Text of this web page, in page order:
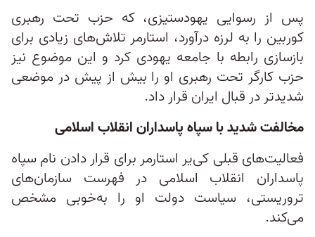
پس از رسوایی یهودستیزی، که حزب تحت رهبری
کوربین را به لرزه درآورد، استارمر تلاش‌های زیادی برای
بازسازی رابطه با جامعه یهودی کرد و این موضوع نیز
حزب کارگر تحت رهبری او را بیش از پیش در موضعی
شدیدتر در قبال ایران قرار داد.
مخالفت شدید با سپاه پاسداران انقلاب اسلامی
فعالیت‌های قبلی کی‌یر استارمر برای قرار دادن نام سپاه
پاسداران انقلاب اسلامی در فهرست سازمان‌های
تروریستی، سیاست دولت او را به‌خوبی مشخص
می‌کند.